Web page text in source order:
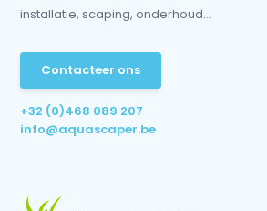
installatie, scaping, onderhoud...
Contacteer ons
+32 (0)468 089 207
info@aquascaper.be